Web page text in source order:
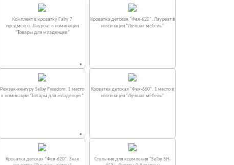
Комплект в кроватку Fаiry 7
предметов. Лауреат в номинации
“Товары для младенцев”
Кроватка детская "Фея-620". Лауреат в
номинации “Лучшая мебель”
Рюкзак-кенгуру Selby Freedom. 1 место
в номинации “Товары для младенцев”
Кроватка детская "Фея-660". 1 место в
номинации "Лучшая мебель"
Кроватка детская "Фея-620". Знак
Стульчик для кормления "Selby SH-